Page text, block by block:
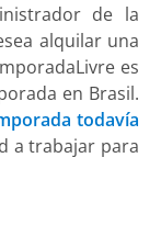
de la
alquilar una
es
en Brasil.
todavía
a trabajar para